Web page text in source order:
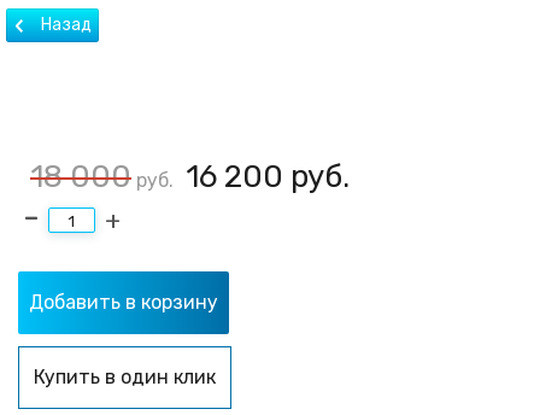
18 000 руб. 16 200 руб.
Добавить в корзину
Купить в один клик